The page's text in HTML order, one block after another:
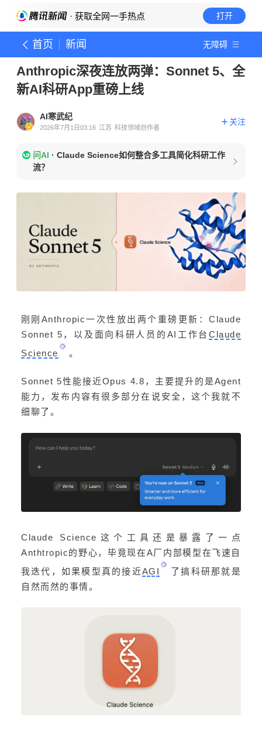
· 获取全网一手热点 打开
首页 新闻 无障碍
Anthropic深夜连放两弹：Sonnet 5、全
新AI科研App重磅上线
AI寒武纪
2026年7月1日03:16 江苏 科技领域创作者
关注
问AI · Claude Science如何整合多工具简化科研工作
流？
刚刚Anthropic一次性放出两个重磅更新：Claude
Sonnet 5，以及面向科研人员的AI工作台 Claude
Science
。
Sonnet 5性能接近Opus 4.8，主要提升的是Agent
能力，发布内容有很多部分在说安全，这个我就不
细聊了。
Claude Science这个工具还是暴露了一点
Anthtropic的野心，毕竟现在A厂内部模型在飞速自
我迭代，如果模型真的接近AGI
了搞科研那就是
自然而然的事情。